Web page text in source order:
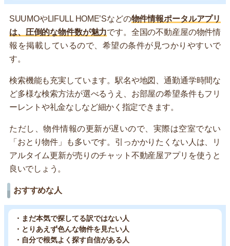
SUUMOやLIFULL HOME’Sなどの物件情報ポータルアプリ
は、圧倒的な物件数が魅力です。全国の不動産屋の物件情
報を掲載しているので、希望の条件が見つかりやすいで
す。
検索機能も充実しています。駅名や地図、通勤通学時間な
ど多様な検索方法が選べるうえ、お部屋の希望条件もフリ
ーレントや礼金なしなど細かく指定できます。
ただし、物件情報の更新が遅いので、実際は空室でない
「おとり物件」も多いです。引っかかりたくない人は、リ
アルタイム更新が売りのチャット不動産屋アプリを使うと
良いでしょう。
おすすめな人
・まだ本気で探してる訳ではない人
・とりあえず色んな物件を見たい人
・自分で根気よく探す自信がある人